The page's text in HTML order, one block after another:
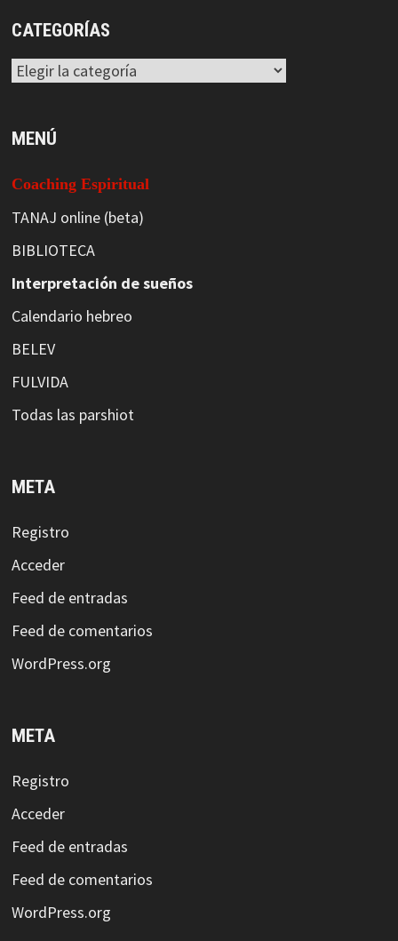
CATEGORÍAS
Categorías
MENÚ
Coaching Espiritual
TANAJ online (beta)
BIBLIOTECA
Interpretación de sueños
Calendario hebreo
BELEV
FULVIDA
Todas las parshiot
META
Registro
Acceder
Feed de entradas
Feed de comentarios
WordPress.org
META
Registro
Acceder
Feed de entradas
Feed de comentarios
WordPress.org